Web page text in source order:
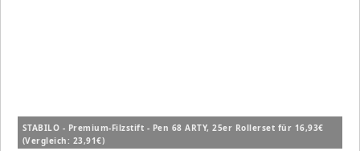
STABILO - Premium-Filzstift - Pen 68 ARTY, 25er Rollerset für 16,93€
(Vergleich: 23,91€)